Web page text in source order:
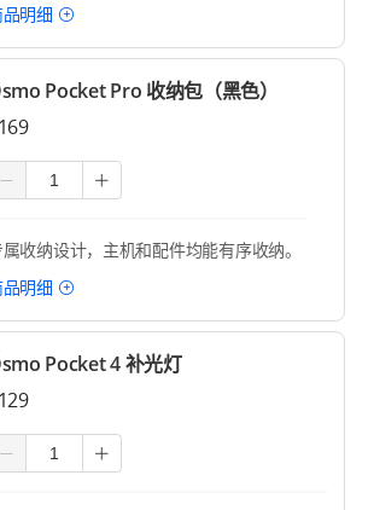
明细
Pocket Pro 收纳包（黑色）
收纳设计，主机和配件均能有序收纳。
明细
Pocket 4 补光灯